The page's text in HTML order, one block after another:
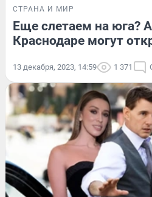
СТРАНА И МИР
Еще слетаем на юга?
Краснодаре могут
13 декабря, 2023, 14:59 1 371